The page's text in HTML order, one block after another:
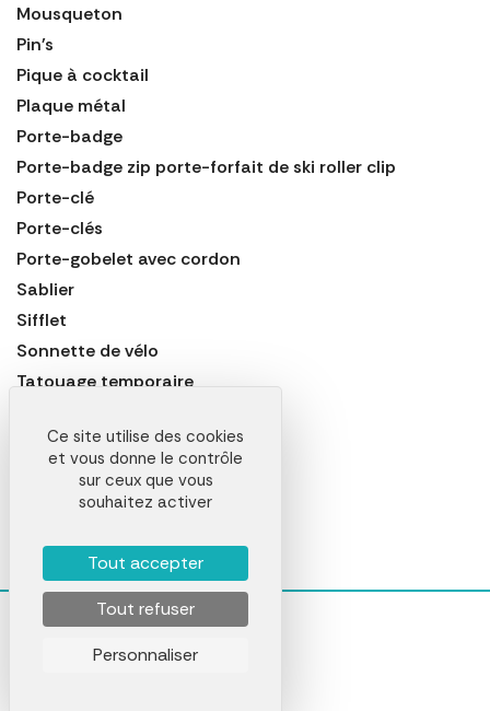
Mousqueton
Pin's
Pique à cocktail
Plaque métal
Porte-badge
Porte-badge zip porte-forfait de ski roller clip
Porte-clé
Porte-clés
Porte-gobelet avec cordon
Sablier
Sifflet
Sonnette de vélo
Tatouage temporaire
Trophée
Ventilateur de poche
Ce site utilise des cookies
et vous donne le contrôle
sur ceux que vous
souhaitez activer
Tout accepter
Tout refuser
Personnaliser